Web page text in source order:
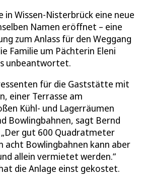
in Wissen-Nisterbrück eine neue
Namen eröffnet – eine
zum Anlass für den Weggang
Familie um Pächterin Eleni
unbeantwortet.
für die Gaststätte mit
einer Terrasse am
Kühl- und Lagerräumen
Bowlingbahnen, sagt Bernd
gut 600 Quadratmeter
acht Bowlingbahnen kann aber
allein vermietet werden.“
die Anlage einst gekostet.